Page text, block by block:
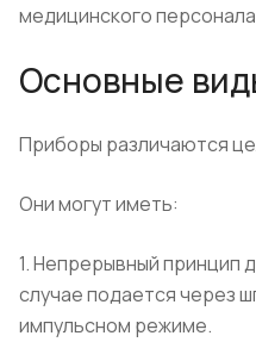
медицинского
Основные
Приборы различаются
Они могут иметь:
1. Непрерывный принцип
случае подается через
импульсном режиме.